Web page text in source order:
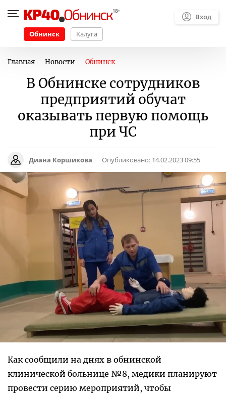
Обнинск Калуга
Вход
Главная Новости Обнинск
В Обнинске сотрудников
предприятий обучат
оказывать первую помощь
при ЧС
Диана Коршикова Опубликовано: 14.02.2023 09:55
Как сообщили на днях в обнинской
клинической больнице №8, медики планируют
провести серию мероприятий, чтобы